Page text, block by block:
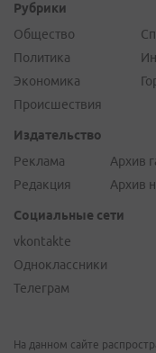
Рубрики
Общество
Политика
Экономика
Происшествия
Издательство
Реклама
Редакция
Архив
Архив
Социальные сети
vkontakte
Одноклассники
Телеграм
На данном сайте